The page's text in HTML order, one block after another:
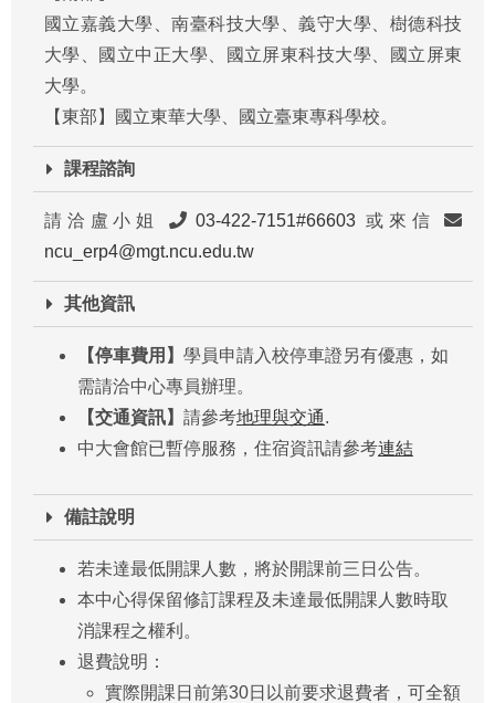
國立嘉義大學、南臺科技大學、義守大學、樹德科技
大學、國立中正大學、國立屏東科技大學、國立屏東
大學。
【東部】國立東華大學、國立臺東專科學校。
課程諮詢
請洽盧小姐 03-422-7151#66603 或來信
ncu_erp4@mgt.ncu.edu.tw
其他資訊
【停車費用】 學員申請入校停車證另有優惠，如
需請洽中心專員辦理。
【交通資訊】 請參考地理與交通.
中大會館已暫停服務，住宿資訊請參考連結
備註說明
若未達最低開課人數，將於開課前三日公告。
本中心得保留修訂課程及未達最低開課人數時取
消課程之權利。
退費說明：
實際開課日前第30日以前要求退費者，可全額